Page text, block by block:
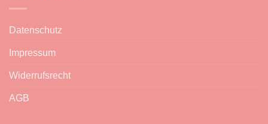
Datenschutz
Impressum
Widerrufsrecht
AGB